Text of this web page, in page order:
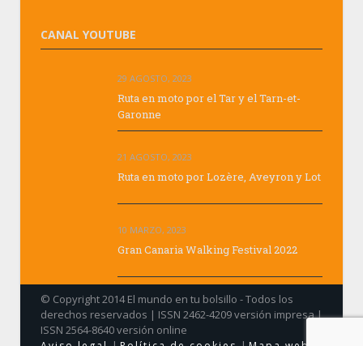
CANAL YOUTUBE
29 AGOSTO, 2023
Ruta en moto por el Tar y el Tarn-et-
Garonne
21 AGOSTO, 2023
Ruta en moto por Lozère, Aveyron y Lot
10 MARZO, 2023
Gran Canaria Walking Festival 2022
© Copyright 2014 El mundo en tu bolsillo - Todos los
derechos reservados | ISSN 2462-4209 versión impresa |
ISSN 2564-8640 versión online